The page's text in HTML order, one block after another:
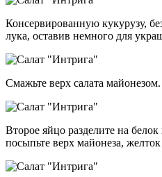
Консервированную кукурузу,
лука, оставив немного для
Смажьте верх салата майонезом.
Второе яйцо разделите на
посыпьте верх майонеза,